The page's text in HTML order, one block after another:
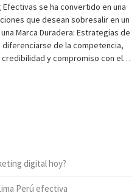
se ha convertido en una
que desean sobresalir en un
Marca Duradera: Estrategias de
de la competencia,
y compromiso con el…
digital hoy?
Perú efectiva